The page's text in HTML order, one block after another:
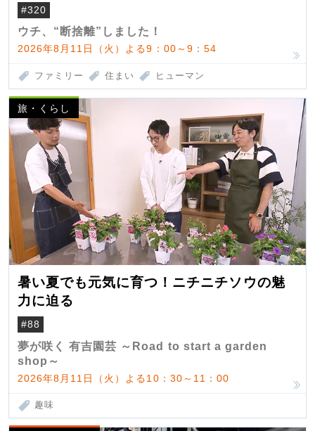
#320
ウチ、“断捨離”しました！
2026年8月11日（火）よる9：00～9：54
ファミリー 住まい ヒューマン
旅・くらし
暑い夏でも元気に育つ！ニチニチソウの魅
力に迫る
#88
夢が咲く 有吉園芸 ～Road to start a garden
shop～
2026年8月11日（火）よる10：30～11：00
趣味